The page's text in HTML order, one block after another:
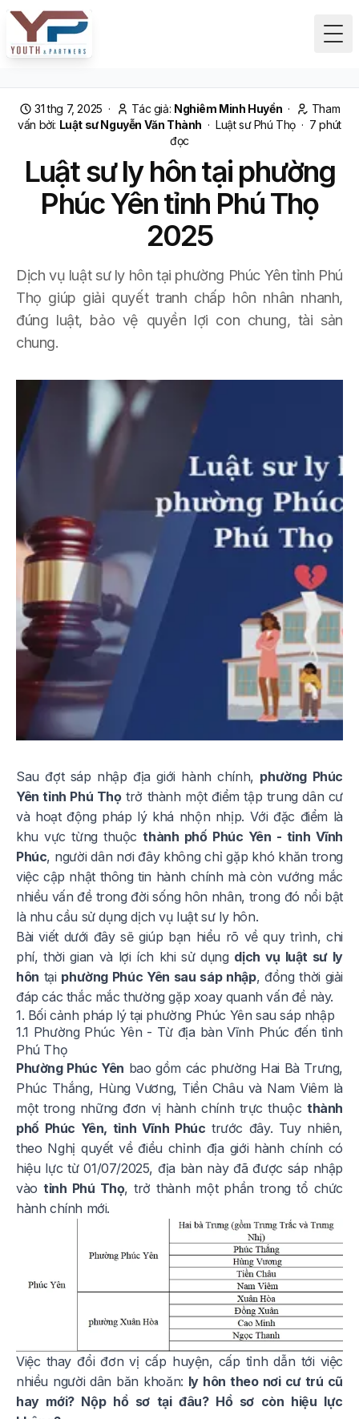
31 thg 7, 2025 · Tác giả: Nghiêm Minh Huyền ·
Tham
vấn bởi: Luật sư Nguyễn Văn Thành ·Luật sư Phú Thọ · 7 phút
đọc
Luật sư ly hôn tại phường
Phúc Yên tỉnh Phú Thọ
2025
Dịch vụ luật sư ly hôn tại phường Phúc Yên tỉnh Phú
Thọ giúp giải quyết tranh chấp hôn nhân nhanh,
đúng luật, bảo vệ quyền lợi con chung, tài sản
chung.
Sau đợt sáp nhập địa giới hành chính, phường Phúc
Yên tỉnh Phú Thọtrở thành một điểm tập trung dân cư
và hoạt động pháp lý khá nhộn nhịp. Với đặc điểm là
khu vực từng thuộcthành phố Phúc Yên - tỉnh Vĩnh
Phúc, người dân nơi đây không chỉ gặp khó khăn trong
việc cập nhật thông tin hành chính mà còn vướng mắc
nhiều vấn đề trong đời sống hôn nhân, trong đó nổi bật
là nhu cầu sử dụng dịch vụ luật sư ly hôn.
Bài viết dưới đây sẽ giúp bạn hiểu rõ về quy trình, chi
phí, thời gian và lợi ích khi sử dụng dịch vụ luật sư ly
hôn tại phường Phúc Yên sau sáp nhập, đồng thời giải
đáp các thắc mắc thường gặp xoay quanh vấn đề này.
1. Bối cảnh pháp lý tại phường Phúc Yên sau sáp nhập
1.1 Phường Phúc Yên - Từ địa bàn Vĩnh Phúc đến tỉnh
Phú Thọ
Phường Phúc Yên bao gồm các phường Hai Bà Trưng,
Phúc Thắng, Hùng Vương, Tiền Châu và Nam Viêm là
một trong những đơn vị hành chính trực thuộc thành
phố Phúc Yên, tỉnh Vĩnh Phúc trước đây. Tuy nhiên,
theo Nghị quyết về điều chỉnh địa giới hành chính có
hiệu lực từ 01/07/2025, địa bàn này đã được sáp nhập
vào tỉnh Phú Thọ, trở thành một phần trong tổ chức
hành chính mới.
Việc thay đổi đơn vị cấp huyện, cấp tỉnh dẫn tới việc
nhiều người dân băn khoăn: ly hôn theo nơi cư trú cũ
hay mới? Nộp hồ sơ tại đâu? Hồ sơ còn hiệu lực